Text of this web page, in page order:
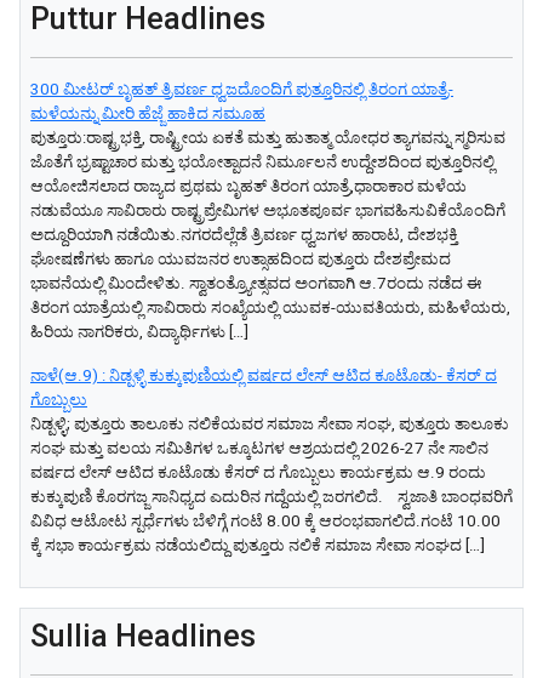
Puttur Headlines
300 ಮೀಟರ್ ಬೃಹತ್ ತ್ರಿವರ್ಣ ಧ್ವಜದೊಂದಿಗೆ ಪುತ್ತೂರಿನಲ್ಲಿ ತಿರಂಗ ಯಾತ್ರೆ-
ಮಳೆಯನ್ನು ಮೀರಿ ಹೆಜ್ಜೆ ಹಾಕಿದ ಸಮೂಹ
ಪುತ್ತೂರು:ರಾಷ್ಟ್ರಭಕ್ತಿ, ರಾಷ್ಟ್ರೀಯ ಏಕತೆ ಮತ್ತು ಹುತಾತ್ಮ ಯೋಧರ ತ್ಯಾಗವನ್ನು ಸ್ಮರಿಸುವ
ಜೊತೆಗೆ ಭ್ರಷ್ಟಾಚಾರ ಮತ್ತು ಭಯೋತ್ಪಾದನೆ ನಿರ್ಮೂಲನೆ ಉದ್ದೇಶದಿಂದ ಪುತ್ತೂರಿನಲ್ಲಿ
ಆಯೋಜಿಸಲಾದ ರಾಜ್ಯದ ಪ್ರಥಮ ಬೃಹತ್ ತಿರಂಗ ಯಾತ್ರೆ,ಧಾರಾಕಾರ ಮಳೆಯ
ನಡುವೆಯೂ ಸಾವಿರಾರು ರಾಷ್ಟ್ರಪ್ರೇಮಿಗಳ ಅಭೂತಪೂರ್ವ ಭಾಗವಹಿಸುವಿಕೆಯೊಂದಿಗೆ
ಅದ್ದೂರಿಯಾಗಿ ನಡೆಯಿತು.ನಗರದೆಲ್ಲೆಡೆ ತ್ರಿವರ್ಣ ಧ್ವಜಗಳ ಹಾರಾಟ, ದೇಶಭಕ್ತಿ
ಘೋಷಣೆಗಳು ಹಾಗೂ ಯುವಜನರ ಉತ್ಸಾಹದಿಂದ ಪುತ್ತೂರು ದೇಶಪ್ರೇಮದ
ಭಾವನೆಯಲ್ಲಿ ಮಿಂದೇಳಿತು. ಸ್ವಾತಂತ್ರ್ಯೋತ್ಸವದ ಅಂಗವಾಗಿ ಆ.7ರಂದು ನಡೆದ ಈ
ತಿರಂಗ ಯಾತ್ರೆಯಲ್ಲಿ ಸಾವಿರಾರು ಸಂಖ್ಯೆಯಲ್ಲಿ ಯುವಕ-ಯುವತಿಯರು, ಮಹಿಳೆಯರು,
ಹಿರಿಯ ನಾಗರಿಕರು, ವಿದ್ಯಾರ್ಥಿಗಳು […]
ನಾಳೆ(ಆ.9) : ನಿಡ್ಪಳ್ಳಿ ಕುಕ್ಕುಪುಣಿಯಲ್ಲಿ ವರ್ಷದ ಲೇಸ್ ಆಟಿದ ಕೂಟೊಡು- ಕೆಸರ್ ದ
ಗೊಬ್ಬುಲು
ನಿಡ್ಪಳ್ಳಿ; ಪುತ್ತೂರು ತಾಲೂಕು ನಲಿಕೆಯವರ ಸಮಾಜ ಸೇವಾ ಸಂಘ, ಪುತ್ತೂರು ತಾಲೂಕು
ಸಂಘ ಮತ್ತು ವಲಯ ಸಮಿತಿಗಳ ಒಕ್ಕೂಟಗಳ ಆಶ್ರಯದಲ್ಲಿ 2026-27 ನೇ ಸಾಲಿನ
ವರ್ಷದ ಲೇಸ್ ಆಟಿದ ಕೂಟೊಡು ಕೆಸರ್ ದ ಗೊಬ್ಬುಲು ಕಾರ್ಯಕ್ರಮ ಆ.9 ರಂದು
ಕುಕ್ಕುಪುಣಿ ಕೊರಗಜ್ಜ ಸಾನಿಧ್ಯದ ಎದುರಿನ ಗದ್ದೆಯಲ್ಲಿ ಜರಗಲಿದೆ. ಸ್ವಜಾತಿ ಬಾಂಧವರಿಗೆ
ವಿವಿಧ ಆಟೋಟ ಸ್ಪರ್ಧೆಗಳು ಬೆಳಿಗ್ಗೆ ಗಂಟೆ 8.00 ಕ್ಕೆ ಆರಂಭವಾಗಲಿದೆ.ಗಂಟೆ 10.00
ಕ್ಕೆ ಸಭಾ ಕಾರ್ಯಕ್ರಮ ನಡೆಯಲಿದ್ದು ಪುತ್ತೂರು ನಲಿಕೆ ಸಮಾಜ ಸೇವಾ ಸಂಘದ […]
Sullia Headlines